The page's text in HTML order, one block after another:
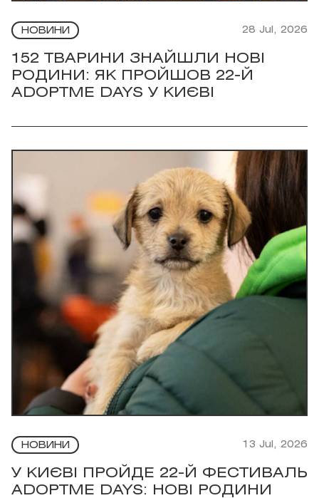
НОВИНИ 28 Jul, 2026
152 ТВАРИНИ ЗНАЙШЛИ НОВІ
РОДИНИ: ЯК ПРОЙШОВ 22-Й
ADOPTME DAYS У КИЄВІ
НОВИНИ 13 Jul, 2026
У КИЄВІ ПРОЙДЕ 22-Й ФЕСТИВАЛЬ
ADOPTME DAYS: НОВІ РОДИНИ